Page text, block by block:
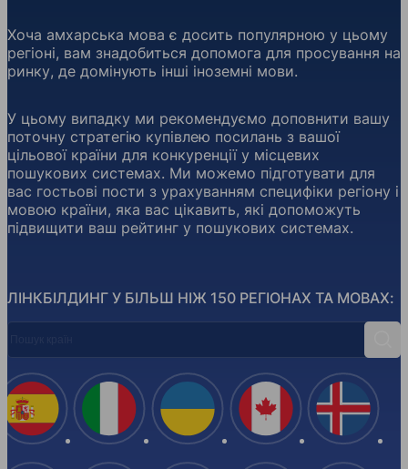
ЛІНКБІЛДИНГ У БІЛЬШ НІЖ 150 РЕГІОНАХ ТА МОВАХ:
Хоча амхарська мова є досить популярною у цьому
регіоні, вам знадобиться допомога для просування на
ринку, де домінують інші іноземні мови.
У цьому випадку ми рекомендуємо доповнити вашу
поточну стратегію купівлею посилань з вашої
цільової країни для конкуренції у місцевих
пошукових системах. Ми можемо підготувати для
вас гостьові пости з урахуванням специфіки регіону і
мовою країни, яка вас цікавить, які допоможуть
підвищити ваш рейтинг у пошукових системах.
Іспанія Італія Україна Канада